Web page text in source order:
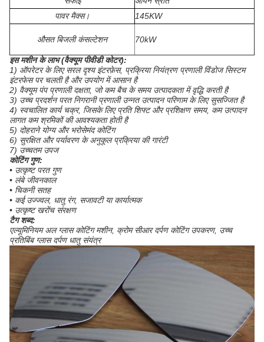
पावर मैक्स।
145KW
औसत बिजली कंसल्टेशन 70kW
इस मशीन के लाभ (वैक्यूम पीवीडी कोटर):
1) ऑपरेटर के लिए सरल दृश्य इंटरफ़ेस, प्रक्रिया नियंत्रण प्रणाली विंडोज सिस्टम
इंटरफेस पर चलती है और उपयोग में आसान है
2) वैक्यूम पंप प्रणाली दक्षता, जो कम बैच के समय उत्पादकता में वृद्धि करती है
3) उच्च प्रदर्शन परत निगरानी प्रणाली उन्नत उत्पादन परिणाम के लिए सुसज्जित है
4) स्वचालित कार्य चक्र, जिसके लिए प्रति शिफ्ट और प्रशिक्षण समय, कम उत्पादन
लागत कम श्रमिकों की आवश्यकता होती है
5) दोहराने योग्य और भरोसेमंद कोटिंग
6) सुरक्षित और पर्यावरण के अनुकूल प्रक्रिया की गारंटी
7) उच्चतम उपज
कोटिंग गुण:
• उत्कृष्ट परत गुण
• लंबे जीवनकाल
• चिकनी सतह
• कई उज्ज्वल, धातु रंग, सजावटी या कार्यात्मक
• उत्कृष्ट खरोंच संरक्षण
टैग शब्द:
एल्यूमिनियम अल ग्लास कोटिंग मशीन, क्रोम सीआर दर्पण कोटिंग उपकरण, उच्च
प्रतिबिंब ग्लास दर्पण धातु संयंत्र